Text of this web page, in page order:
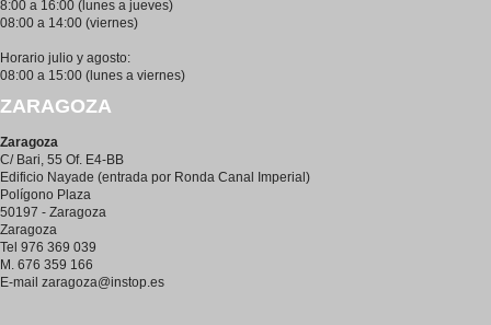
8:00 a 16:00 (lunes a jueves)
08:00 a 14:00 (viernes)
Horario julio y agosto:
08:00 a 15:00 (lunes a viernes)
ZARAGOZA
Zaragoza
C/ Bari, 55 Of. E4-BB
Edificio Nayade (entrada por Ronda Canal Imperial)
Polígono Plaza
50197 - Zaragoza
Zaragoza
Tel 976 369 039
M. 676 359 166
E-mail zaragoza@instop.es